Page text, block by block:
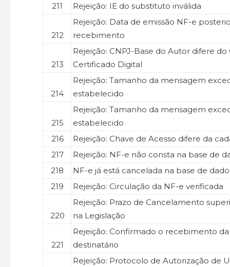
211
Rejeição: IE do substituto inválida
212
Rejeição: Data de emissão NF-e
recebimento
213
Rejeição: CNPJ-Base do Autor difere do
Certificado Digital
214
Rejeição: Tamanho da mensagem
estabelecido
215
Rejeição: Tamanho da mensagem
estabelecido
216
Rejeição: Chave de Acesso difere da
217
Rejeição: NF-e não consta na base de
218
NF-e já está cancelada na base de
219
Rejeição: Circulação da NF-e verificada
220
Rejeição: Prazo de Cancelamento
na Legislação
221
Rejeição: Confirmado o recebimento
destinatário
Rejeição: Protocolo de Autorização de